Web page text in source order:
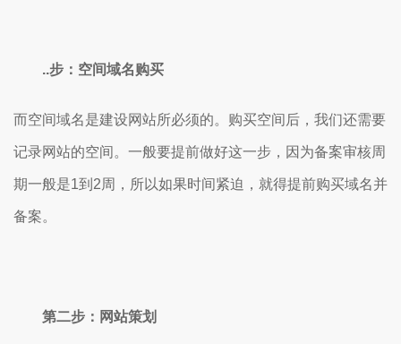
..步：空间域名购买
而空间域名是建设网站所必须的。购买空间后，我们还需要
记录网站的空间。一般要提前做好这一步，因为备案审核周
期一般是1到2周，所以如果时间紧迫，就得提前购买域名并
备案。
第二步：网站策划